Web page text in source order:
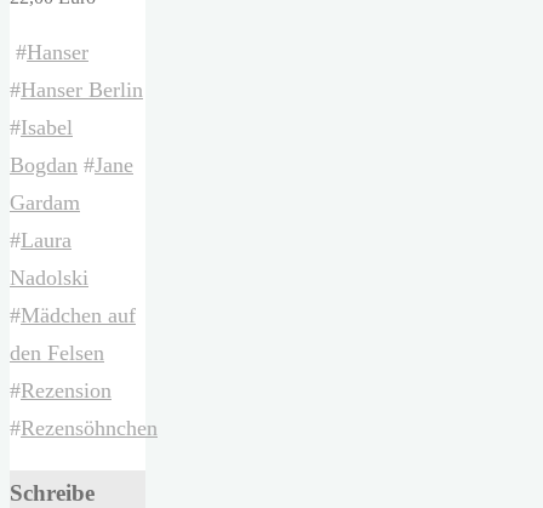
#Hanser
#Hanser Berlin
#Isabel
Bogdan #Jane
Gardam
#Laura
Nadolski
#Mädchen auf
den Felsen
#Rezension
#Rezensöhnchen
Schreibe